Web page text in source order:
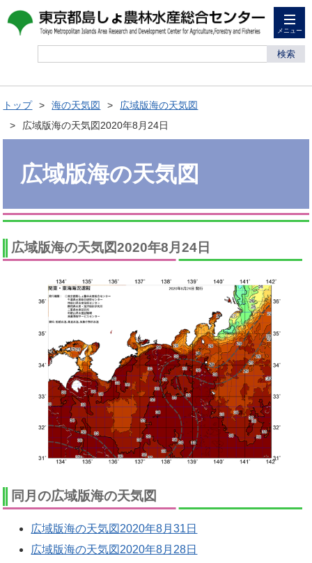
メニュー
検索
トップ 海の天気図
広域版海の天気図
広域版海の天気図2020年8月24日
広域版海の天気図
広域版海の天気図2020年8月24日
同月の広域版海の天気図
広域版海の天気図2020年8月31日
広域版海の天気図2020年8月28日